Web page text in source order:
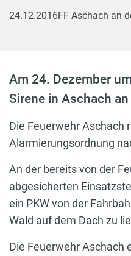
24.12.2016FF Aschach an
Am 24. Dezember
Sirene in Aschach an
Die Feuerwehr Aschach
Alarmierungsordnung
An der bereits von der
abgesicherten
ein PKW von der
Wald auf dem Dach zu
Die Feuerwehr Aschach